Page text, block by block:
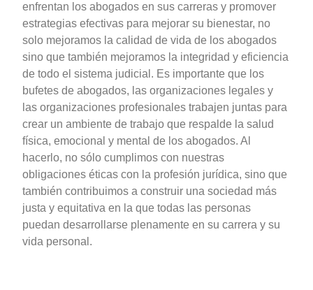
enfrentan los abogados en sus carreras y promover
estrategias efectivas para mejorar su bienestar, no
solo mejoramos la calidad de vida de los abogados
sino que también mejoramos la integridad y eficiencia
de todo el sistema judicial. Es importante que los
bufetes de abogados, las organizaciones legales y
las organizaciones profesionales trabajen juntas para
crear un ambiente de trabajo que respalde la salud
física, emocional y mental de los abogados. Al
hacerlo, no sólo cumplimos con nuestras
obligaciones éticas con la profesión jurídica, sino que
también contribuimos a construir una sociedad más
justa y equitativa en la que todas las personas
puedan desarrollarse plenamente en su carrera y su
vida personal.